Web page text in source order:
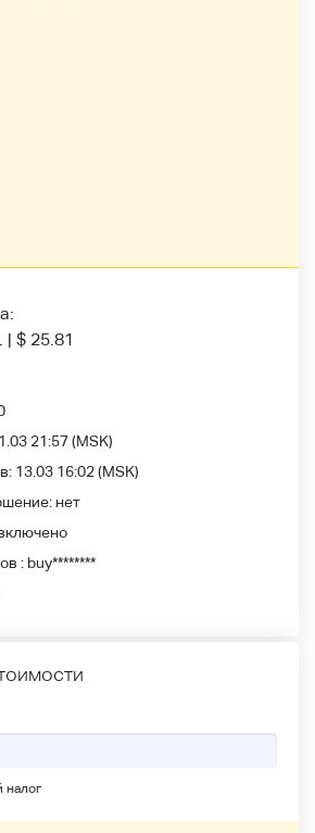
. | $ 25.81
21:57(MSK)
13.03 16:02(MSK)
нет
торгов : buy********
налог